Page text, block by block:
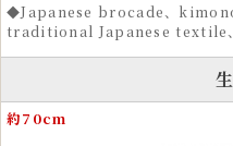
クラフト生地として人気
◆Japanese brocade、
traditional Japanese textile
約70cm